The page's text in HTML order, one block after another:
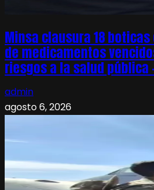
Minsa clausura 18
de medicamentos
riesgos a la salud pública
admin
agosto 6, 2026